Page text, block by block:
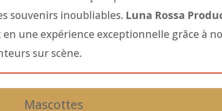
souvenirs inoubliables. Luna Rossa
une expérience exceptionnelle grâce à
sur scène.
Mascottes